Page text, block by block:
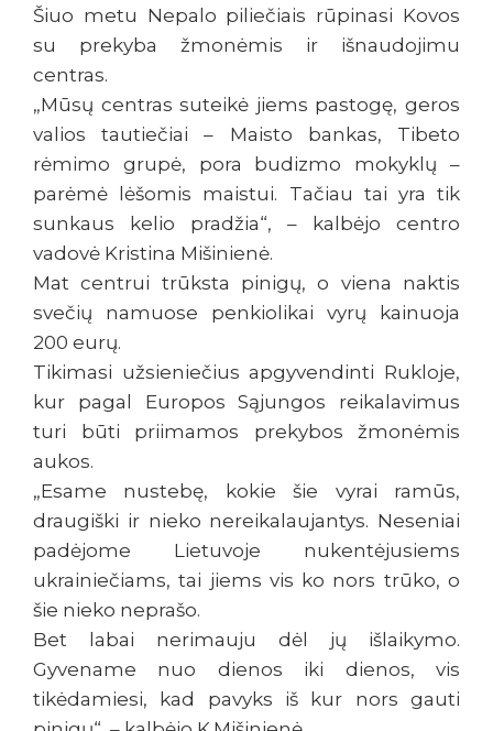
Šiuo metu Nepalo piliečiais rūpinasi Kovos
su prekyba žmonėmis ir išnaudojimu
centras.
„Mūsų centras suteikė jiems pastogę, geros
valios tautiečiai – Maisto bankas, Tibeto
rėmimo grupė, pora budizmo mokyklų –
parėmė lėšomis maistui. Tačiau tai yra tik
sunkaus kelio pradžia“, – kalbėjo centro
vadovė Kristina Mišinienė.
Mat centrui trūksta pinigų, o viena naktis
svečių namuose penkiolikai vyrų kainuoja
200 eurų.
Tikimasi užsieniečius apgyvendinti Rukloje,
kur pagal Europos Sąjungos reikalavimus
turi būti priimamos prekybos žmonėmis
aukos.
„Esame nustebę, kokie šie vyrai ramūs,
draugiški ir nieko nereikalaujantys. Neseniai
padėjome Lietuvoje nukentėjusiems
ukrainiečiams, tai jiems vis ko nors trūko, o
šie nieko neprašo.
Bet labai nerimauju dėl jų išlaikymo.
Gyvename nuo dienos iki dienos, vis
tikėdamiesi, kad pavyks iš kur nors gauti